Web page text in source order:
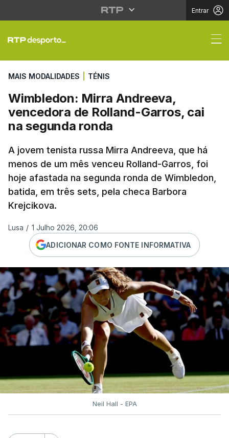
Entrar
Wimbledon: Mirra
MAIS MODALIDADES TÉNIS
Wimbledon: Mirra Andreeva,
vencedora de Rolland-Garros, cai
na segunda ronda
A jovem tenista russa Mirra Andreeva, que há
menos de um mês venceu Rolland-Garros, foi
hoje afastada na segunda ronda de Wimbledon,
batida, em três sets, pela checa Barbora
Krejcikova.
Lusa / 1 Julho 2026, 20:06
ADICIONAR COMO FONTE INFORMATIVA
Neil Hall - EPA